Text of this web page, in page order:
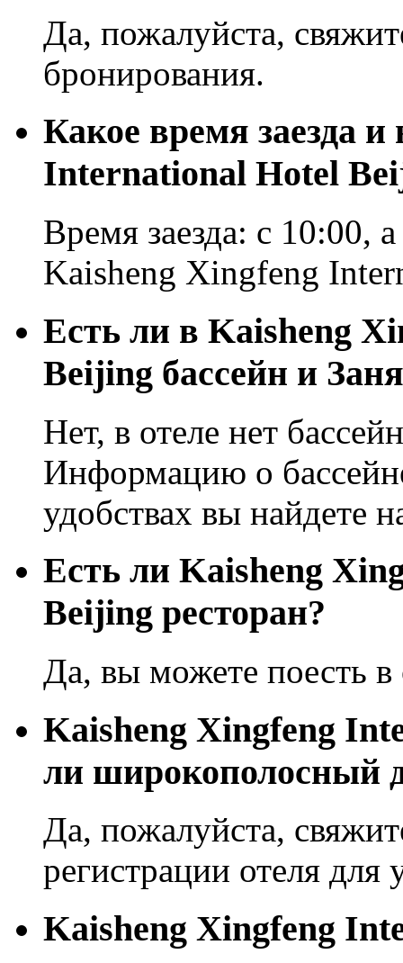
Да, пожалуйста,
бронирования.
Какое время заезда
International Hotel
Время заезда: с 10:00,
Kaisheng Xingfeng
Есть ли в Kaisheng
Beijing бассейн и
Нет, в отеле нет
Информацию о
удобствах вы найдете
Eсть ли Kaisheng
Beijing ресторан?
Да, вы можете поесть в
Kaisheng Xingfeng
ли широкополосный
Да, пожалуйста,
регистрации отеля для
Kaisheng Xingfeng